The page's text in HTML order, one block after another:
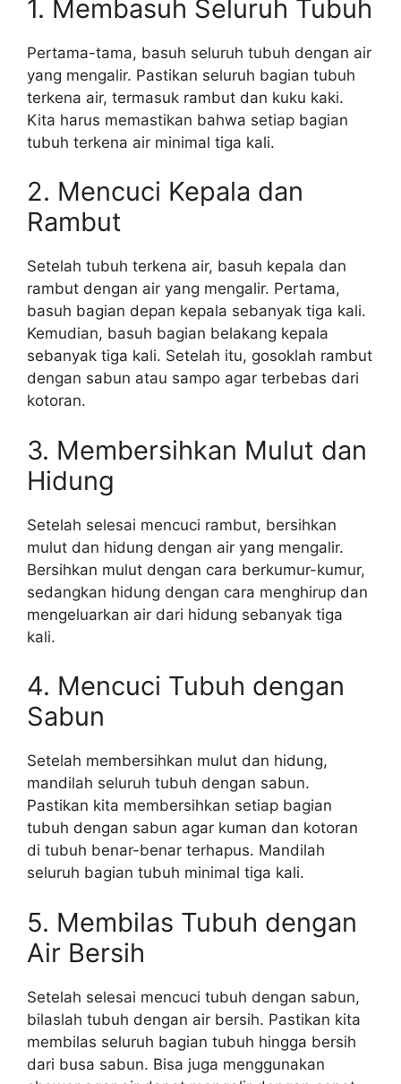
1. Membasuh Seluruh Tubuh
Pertama-tama, basuh seluruh tubuh dengan air
yang mengalir. Pastikan seluruh bagian tubuh
terkena air, termasuk rambut dan kuku kaki.
Kita harus memastikan bahwa setiap bagian
tubuh terkena air minimal tiga kali.
2. Mencuci Kepala dan
Rambut
Setelah tubuh terkena air, basuh kepala dan
rambut dengan air yang mengalir. Pertama,
basuh bagian depan kepala sebanyak tiga kali.
Kemudian, basuh bagian belakang kepala
sebanyak tiga kali. Setelah itu, gosoklah rambut
dengan sabun atau sampo agar terbebas dari
kotoran.
3. Membersihkan Mulut dan
Hidung
Setelah selesai mencuci rambut, bersihkan
mulut dan hidung dengan air yang mengalir.
Bersihkan mulut dengan cara berkumur-kumur,
sedangkan hidung dengan cara menghirup dan
mengeluarkan air dari hidung sebanyak tiga
kali.
4. Mencuci Tubuh dengan
Sabun
Setelah membersihkan mulut dan hidung,
mandilah seluruh tubuh dengan sabun.
Pastikan kita membersihkan setiap bagian
tubuh dengan sabun agar kuman dan kotoran
di tubuh benar-benar terhapus. Mandilah
seluruh bagian tubuh minimal tiga kali.
5. Membilas Tubuh dengan
Air Bersih
Setelah selesai mencuci tubuh dengan sabun,
bilaslah tubuh dengan air bersih. Pastikan kita
membilas seluruh bagian tubuh hingga bersih
dari busa sabun. Bisa juga menggunakan